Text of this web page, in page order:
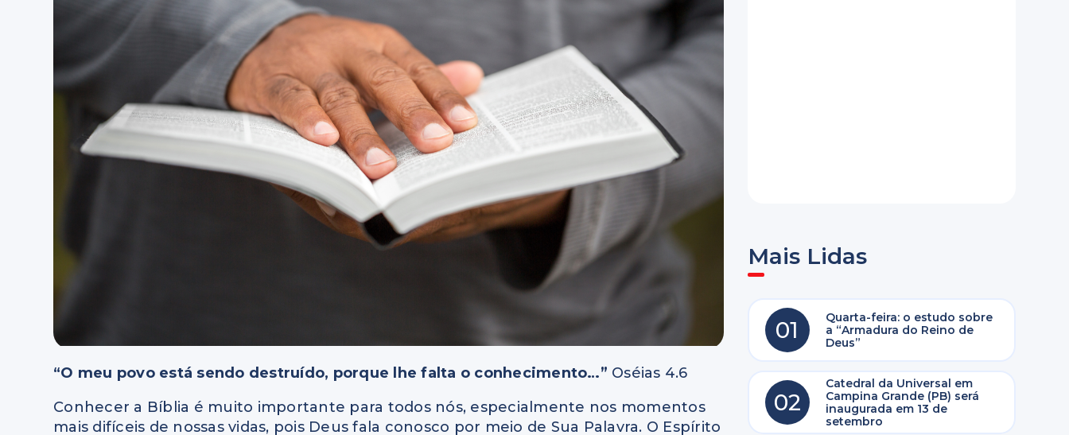
“O meu povo está sendo destruído, porque lhe falta o conhecimento…” Oséias 4.6
Conhecer a Bíblia é muito importante para todos nós, especialmente nos momentos
mais difíceis de nossas vidas, pois Deus fala conosco por meio de Sua Palavra. O Espírito
Mais Lidas
01
Quarta-feira: o estudo sobre
a “Armadura do Reino de
Deus”
02
Catedral da Universal em
Campina Grande (PB) será
inaugurada em 13 de
setembro